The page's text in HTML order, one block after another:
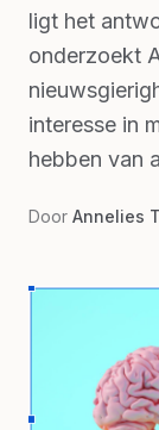
ligt het
onderzoekt
interesse in
hebben van
Door Annelies